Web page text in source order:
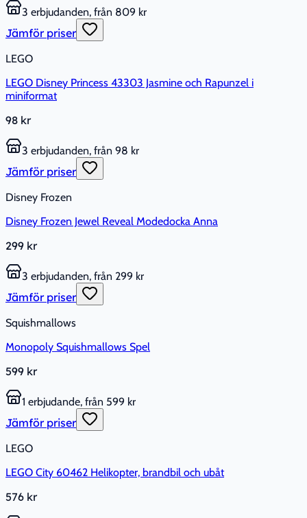
3 erbjudanden, från 809 kr
Jämför priser
LEGO
LEGO Disney Princess 43303 Jasmine och Rapunzel i
miniformat
98 kr
3 erbjudanden, från 98 kr
Jämför priser
Disney Frozen
Disney Frozen Jewel Reveal Modedocka Anna
299 kr
3 erbjudanden, från 299 kr
Jämför priser
Squishmallows
Monopoly Squishmallows Spel
599 kr
1 erbjudande, från 599 kr
Jämför priser
LEGO
LEGO City 60462 Helikopter, brandbil och ubåt
576 kr